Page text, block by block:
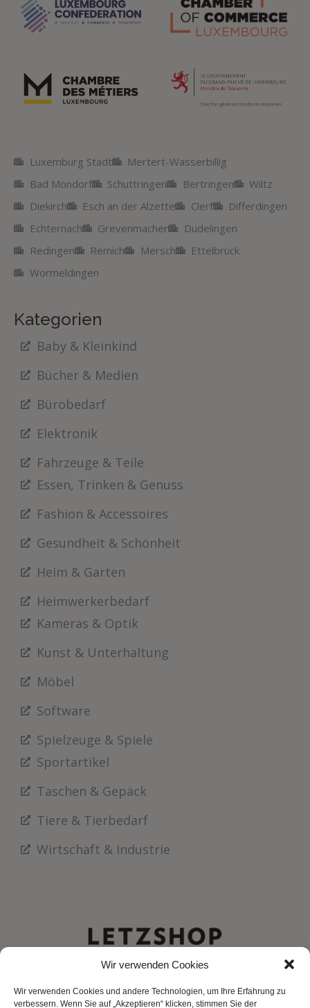
Wir verwenden Cookies
Wir verwenden Cookies und andere Technologien, um Ihre Erfahrung zu
verbessern. Wenn Sie auf „Akzeptieren“ klicken, stimmen Sie der
Luxemburg Stadt
Mertert-Wasserbillig
Bad Mondorf
Schuttringen Bertringen
Wiltz
Diekirch
Esch an der Alzette Clerf
Differdingen
Echternach
Grevenmacher
Dudelingen
Redingen
Remich Mersch
Ettelbrück
Wormeldingen
Kategorien
Baby & Kleinkind
Bücher & Medien
Bürobedarf
Elektronik
Fahrzeuge & Teile
Essen, Trinken & Genuss
Fashion & Accessoires
Gesundheit & Schönheit
Heim & Garten
Heimwerkerbedarf
Kameras & Optik
Kunst & Unterhaltung
Möbel
Software
Spielzeuge & Spiele
Sportartikel
Taschen & Gepäck
Tiere & Tierbedarf
Wirtschaft & Industrie